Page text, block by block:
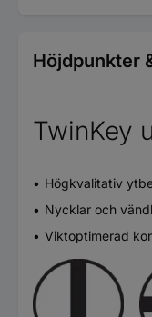
Höjdpunkter
TwinKey
Högkvalitativ
Nycklar och
Viktoptimerad